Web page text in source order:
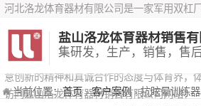
河北洛龙体育器材有限公司是一家军用双杠
*训练器材、400米障碍器材、军用单杠、军
练器材，咨询攀岩墙价格？在线咨询客服，
意创新的精神和真诚合作的态度与体育界，
访问盐山洛龙体育器材销售有限公司网站！
盐山洛龙体育器材销售有
当前位置：首页›客户案例› 抗眩晕训练
200米障碍器材